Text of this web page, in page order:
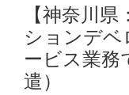
【神奈川
ションデ
ービス業務
遣）